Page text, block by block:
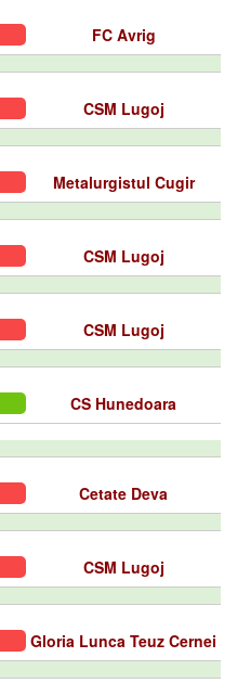
FC Avrig
CSM Lugoj
Metalurgistul Cugir
CSM Lugoj
CSM Lugoj
CS Hunedoara
Cetate Deva
CSM Lugoj
Gloria Lunca Teuz Cernei